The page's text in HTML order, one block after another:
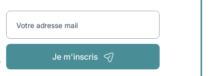
Votre adresse mail
Je m'inscris